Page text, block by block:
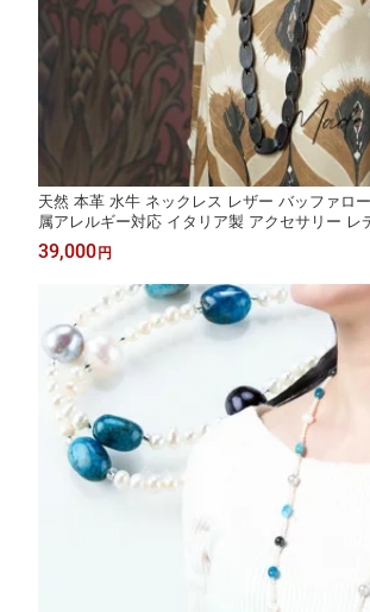
天然 本革 水牛 ネックレス レザー バッファロ
属アレルギー対応 イタリア製 アクセサリー レ
ー プレゼント ファッション 30代 40代 50代 60
39,000円